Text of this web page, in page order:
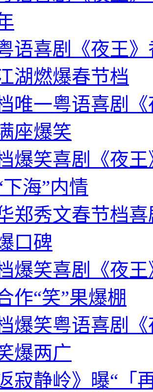
语喜剧《夜王
湖燃爆春节档
唯一粤语喜剧
座爆笑
爆笑喜剧《夜
海”内情
郑秀文春节档
口碑
爆笑喜剧《夜
作“笑”果爆棚
爆笑粤语喜剧
爆两广
寂静岭》曝“「